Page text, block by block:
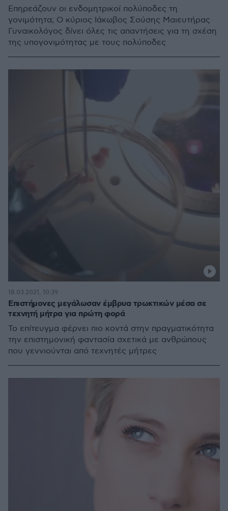
Επηρεάζουν οι ενδομητρικοί πολύποδες τη
γονιμότητα; Ο κύριος Ιάκωβος Σούσης Μαιευτήρας
Γυναικολόγος δίνει όλες τις απαντήσεις για τη σχέση
της υπογονιμότητας με τους πολύποδες
Eπιστήμονες μεγάλωσαν έμβρυα τρωκτικών μέσα σε
τεχνητή μήτρα για πρώτη φορά
Το επίτευγμα φέρνει πιο κοντά στην πραγματικότητα
την επιστημονική φαντασία σχετικά με ανθρώπους
που γεννιούνται από τεχνητές μήτρες
18.03.2021, 10:39